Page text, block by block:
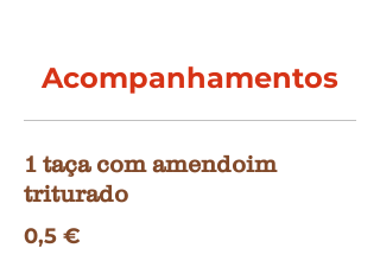
Acompanhamentos
1 taça com amendoim
triturado
0,5 €